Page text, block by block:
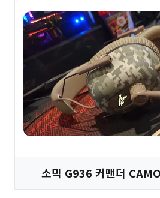
소믹 G936 커맨더